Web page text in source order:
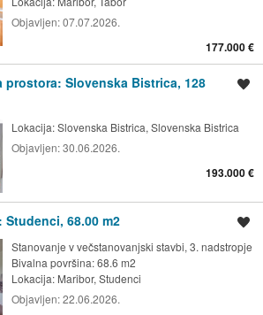
Objavljen:07.07.2026.
177.000 €
Slovenska Bistrica, 128
Lokacija:Slovenska Bistrica, Slovenska Bistrica
Objavljen:30.06.2026.
193.000 €
68.00 m2
Stanovanje v večstanovanjski stavbi, 3. nadstropje
Bivalna površina: 68.6 m2
Lokacija: Maribor, Studenci
Objavljen:22.06.2026.